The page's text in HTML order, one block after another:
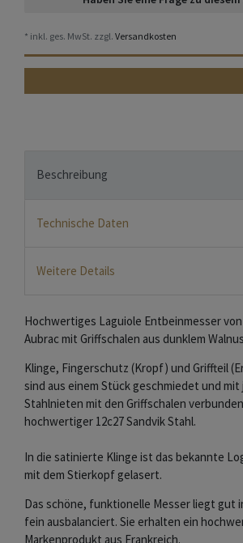
* inkl. ges. MwSt. zzgl. Versandkosten
Beschreibung
Technische Daten
Weitere Details
Hochwertiges Laguiole Entbeinmesser
Aubrac mit Griffschalen aus dunklem
Klinge, Fingerschutz (Kropf) und Griffteil
sind aus einem Stück geschmiedet und mit
Stahlnieten mit den Griffschalen
hochwertiger 12c27 Sandvik Stahl.
In die satinierte Klinge ist das bekannte
mit dem Stierkopf gelasert.
Das schöne, funktionelle Messer liegt gut
fein ausbalanciert. Sie erhalten ein
Markenprodukt aus Frankreich.